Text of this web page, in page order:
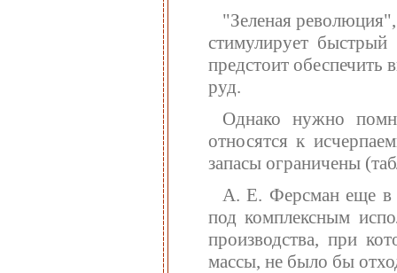
"Зеленая революция",
стимулирует
предстоит
руд.
Однако нужно
относятся к
запасы ограничены
А. Е. Ферсман еще в
под комплексным
производства, при
массы, не было бы